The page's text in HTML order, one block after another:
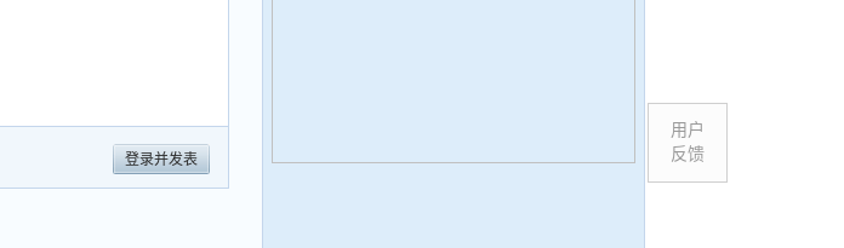
登录并发表
用户
反馈